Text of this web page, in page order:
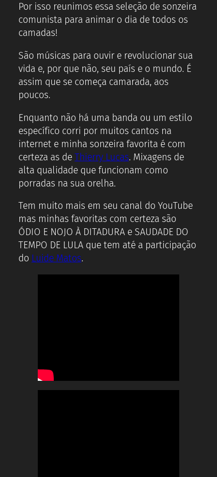
Por isso reunimos essa seleção de sonzeira
comunista para animar o dia de todos os
camadas!
São músicas para ouvir e revolucionar sua
vida e, por que não, seu país e o mundo. É
assim que se começa camarada, aos
poucos.
Enquanto não há uma banda ou um estilo
específico corri por muitos cantos na
internet e minha sonzeira favorita é com
certeza as de Thierry Lucas. Mixagens de
alta qualidade que funcionam como
porradas na sua orelha.
Tem muito mais em seu canal do YouTube
mas minhas favoritas com certeza são
ÓDIO E NOJO À DITADURA e SAUDADE DO
TEMPO DE LULA que tem até a participação
do Luide Matos.